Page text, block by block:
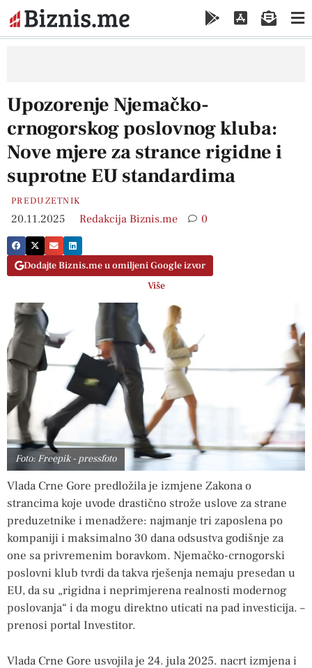
Upozorenje Njemačko-
crnogorskog poslovnog kluba:
Nove mjere za strance rigidne i
suprotne EU standardima
PREDUZETNIK
20.11.2025 Redakcija Biznis.me 0
Dodajte Biznis.me u omiljeni Google izvor
Više
Foto: Freepik - pressfoto
Vlada Crne Gore predložila je izmjene Zakona o
strancima koje uvode drastično strože uslove za strane
preduzetnike i menadžere: najmanje tri zaposlena po
kompaniji i maksimalno 30 dana odsustva godišnje za
one sa privremenim boravkom. Njemačko-crnogorski
poslovni klub tvrdi da takva rješenja nemaju presedan u
EU, da su „rigidna i neprimjerena realnosti modernog
poslovanja“ i da mogu direktno uticati na pad investicija. –
prenosi portal Investitor.
Vlada Crne Gore usvojila je 24. jula 2025. nacrt izmjena i